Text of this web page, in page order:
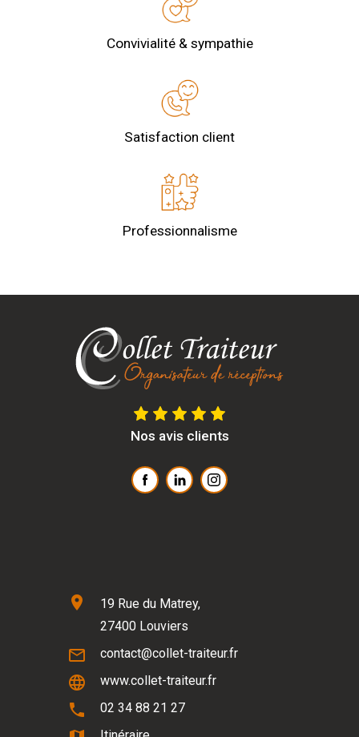
Convivialité & sympathie
Satisfaction client
Professionnalisme
Nos avis clients
location_on
19 Rue du Matrey,
27400 Louviers
mail_outline contact@collet-traiteur.fr
language www.collet-traiteur.fr
phone 02 34 88 21 27